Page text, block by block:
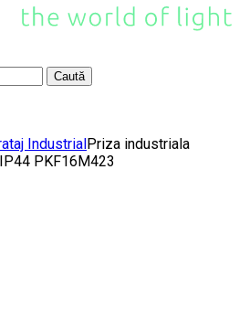
Caută
IndustrialPriza industriala
PKF16M423